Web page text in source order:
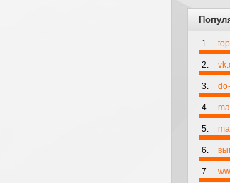
1.
2.
3.
4.
5.
6.
7.